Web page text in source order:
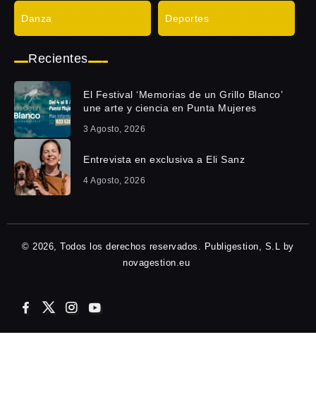
Danza Deportes
Recientes
El Festival ‘Memorias de un Grillo Blanco’
une arte y ciencia en Punta Mujeres
3 Agosto, 2026
Entrevista en exclusiva a Eli Sanz
4 Agosto, 2026
© 2026, Todos los derechos reservados. Publigestion, S.L by
novagestion.eu